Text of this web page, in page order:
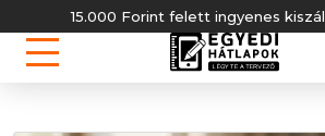
15.000 Forint felett ingyenes kiszállítás!